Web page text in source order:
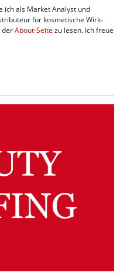
ich als Market Analyst und
für kosmetische Wirk-
derAbout-Seite zu lesen. Ich freue